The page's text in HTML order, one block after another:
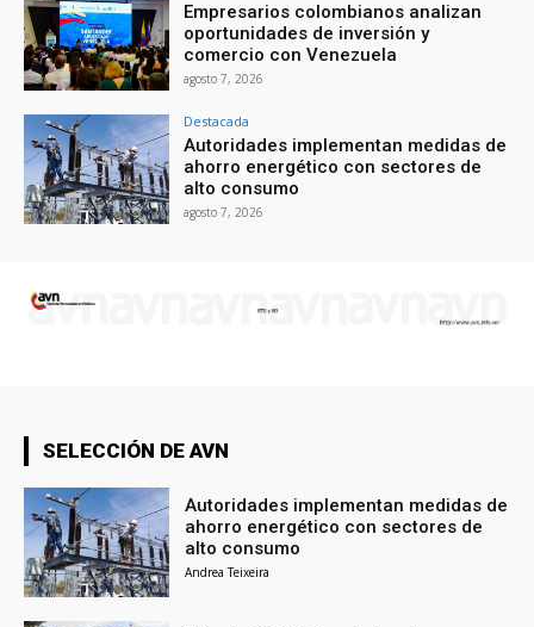
Empresarios colombianos analizan
oportunidades de inversión y
comercio con Venezuela
agosto 7, 2026
Destacada
Autoridades implementan medidas de
ahorro energético con sectores de
alto consumo
agosto 7, 2026
SELECCIÓN DE AVN
Autoridades implementan medidas de
ahorro energético con sectores de
alto consumo
Andrea Teixeira